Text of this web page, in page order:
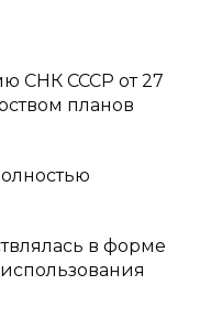
СНК СССР от 27
планов
в форме